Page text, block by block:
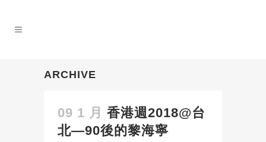
ARCHIVE
09 1 月 香港週2018@台
北—90後的黎海寧